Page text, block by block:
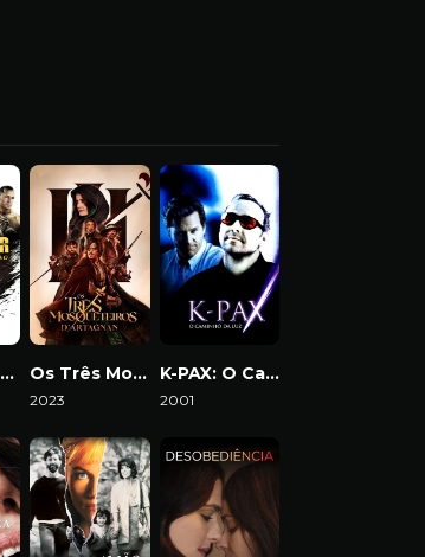
Kickboxer: A Vingança do Dragão Os Três Mosqueteiros: D’Artagnan
2023
K-PAX: O Caminho da Luz
2001